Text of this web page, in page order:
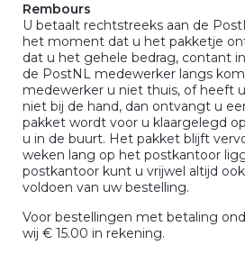
Rembours
U betaalt rechtstreeks aan de
het moment dat u het pakketje
dat u het gehele bedrag, contant
de PostNL medewerker langs
medewerker u niet thuis, of heeft
niet bij de hand, dan ontvangt u
pakket wordt voor u klaargelegd
u in de buurt. Het pakket blijft
weken lang op het postkantoor
postkantoor kunt u vrijwel altijd
voldoen van uw bestelling.
Voor bestellingen met betaling
wij € 15.00 in rekening.